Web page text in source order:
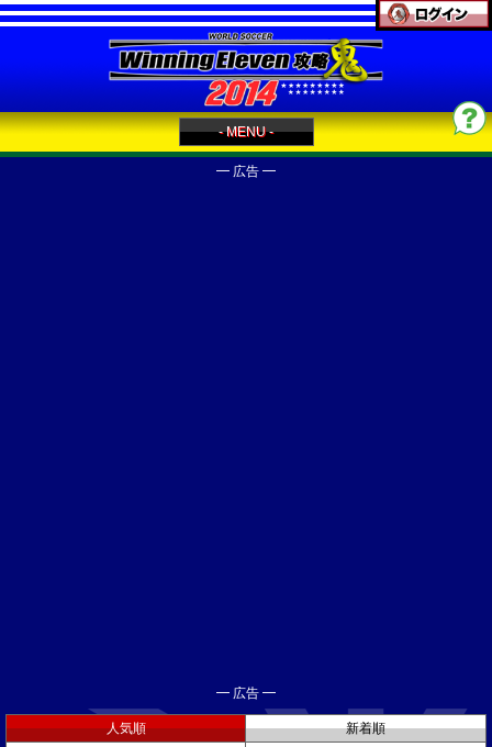
- MENU -
━ 広告 ━
━ 広告 ━
人気順
新着順